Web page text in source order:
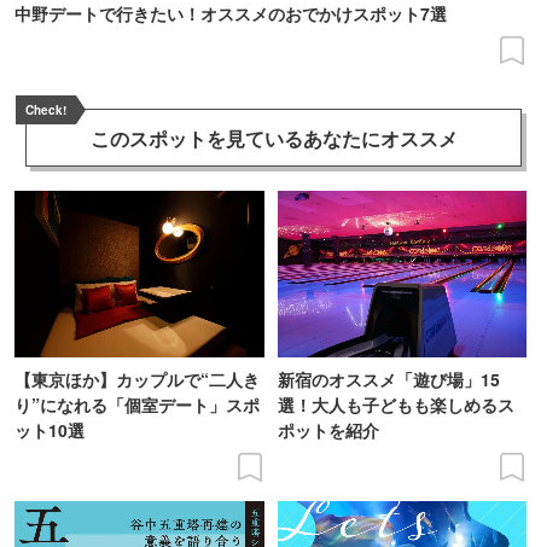
中野デートで行きたい！オススメのおでかけスポット7選
Check!
このスポットを見ているあなたにオススメ
【東京ほか】カップルで“二人き
り”になれる「個室デート」スポ
ット10選
新宿のオススメ「遊び場」15
選！大人も子どもも楽しめるス
ポットを紹介